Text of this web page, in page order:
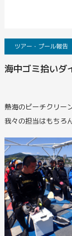
ツアー・プール報告
海中ゴミ拾いダ
熱海のビーチクリー
我々の担当はもちろ